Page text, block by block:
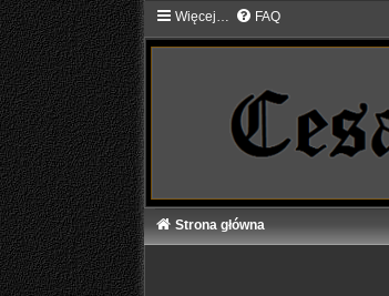
Więcej… FAQ
Strona główna